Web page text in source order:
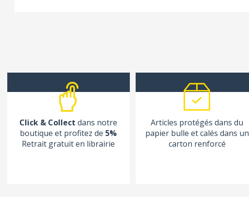
Click & Collect dans notre
boutique et profitez de 5%
Retrait gratuit en librairie
Articles protégés dans du
papier bulle et calés dans un
carton renforcé